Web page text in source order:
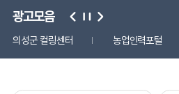
광고모음
의성군 컬링센터 농업인력포털